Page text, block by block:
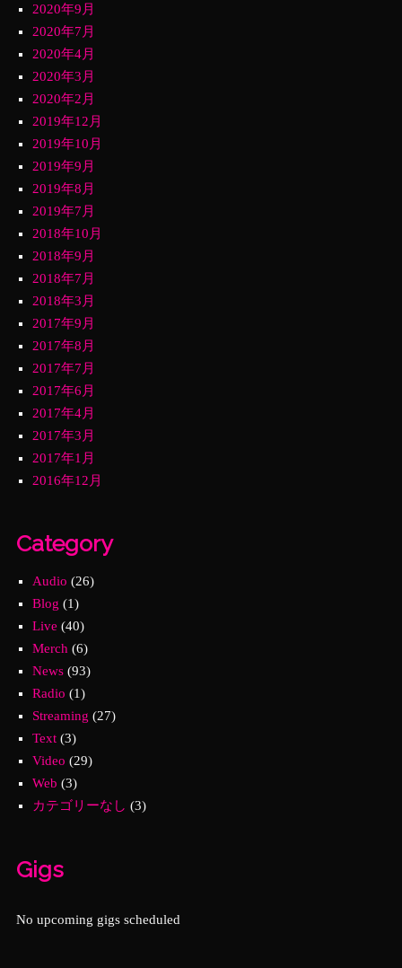
2020年9月
2020年7月
2020年4月
2020年3月
2020年2月
2019年12月
2019年10月
2019年9月
2019年8月
2019年7月
2018年10月
2018年9月
2018年7月
2018年3月
2017年9月
2017年8月
2017年7月
2017年6月
2017年4月
2017年3月
2017年1月
2016年12月
Category
Audio (26)
Blog (1)
Live (40)
Merch(6)
News(93)
Radio (1)
Streaming (27)
Text(3)
Video (29)
Web (3)
カテゴリーなし (3)
Gigs
No upcoming gigs scheduled